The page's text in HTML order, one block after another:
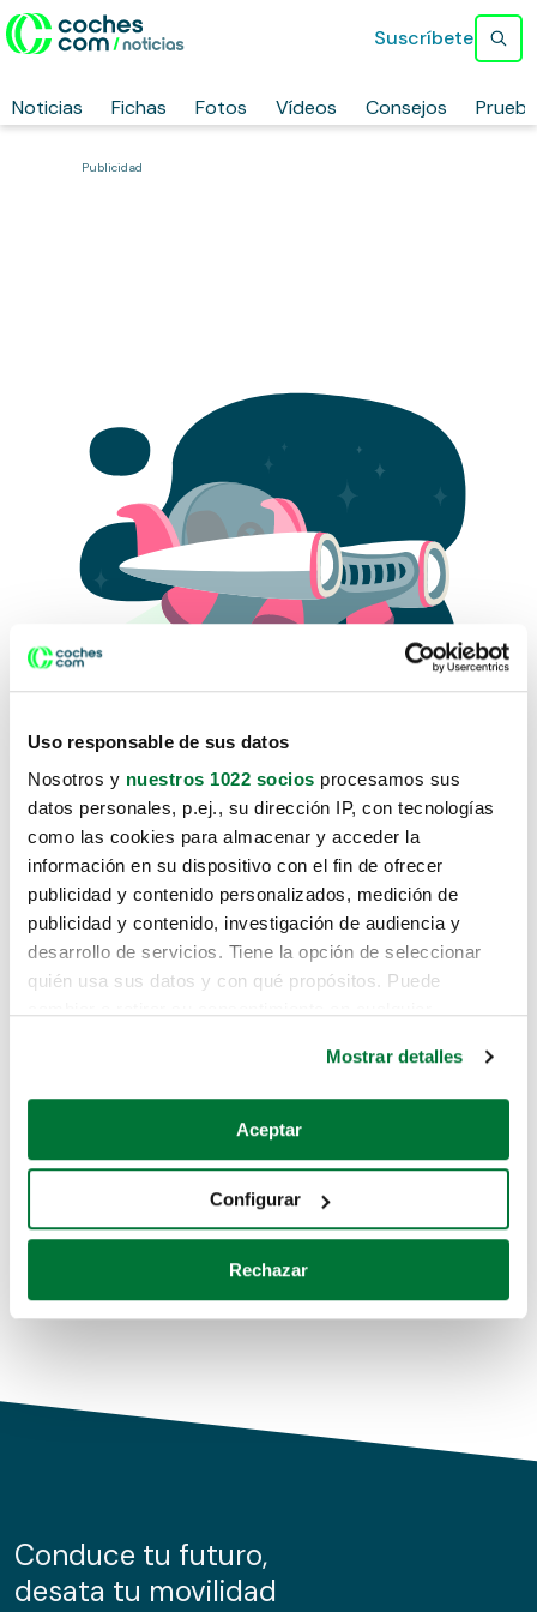
Uso responsable de sus datos
Nosotros y nuestros 1022 socios procesamos sus
datos personales, p.ej., su dirección IP, con tecnologías
como las cookies para almacenar y acceder la
información en su dispositivo con el fin de ofrecer
publicidad y contenido personalizados, medición de
publicidad y contenido, investigación de audiencia y
desarrollo de servicios. Tiene la opción de seleccionar
quién usa sus datos y con qué propósitos. Puede
Si lo permite, también quisiéramos:
Recopilar información sobre su ubicación geográfica
Identificar su dispositivo analizándolo activamente
para buscar características específicas (huellas
Obtenga más información sobre cómo se procesan sus
de cookies.
información sobre el uso que haga del sitio web con
nuestros partners de redes sociales, publicidad y análisis
Mostrar detalles
Aceptar
Configurar
Rechazar
Noticias Fichas Fotos Vídeos Consejos
Suscríbete
Publicidad
Lo sentimos, no sabemos como
te hemos traido hasta aquí.
Pero puedes encontrar el coche que estás
buscando en alguno de estos enlaces:
Coches de segunda mano
Coches de km0
Conduce tu futuro,
desata tu movilidad